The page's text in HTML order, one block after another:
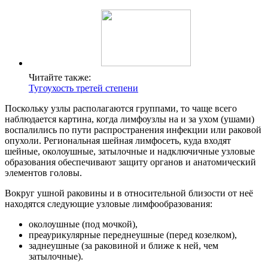
Читайте также:
Тугоухость третей степени
Поскольку узлы располагаются группами, то чаще всего
наблюдается картина, когда лимфоузлы на и за ухом (ушами)
воспалились по пути распространения инфекции или раковой
опухоли. Региональная шейная лимфосеть, куда входят
шейные, околоушные, затылочные и надключичные узловые
образования обеспечивают защиту органов и анатомический
элементов головы.
Вокруг ушной раковины и в относительной близости от неё
находятся следующие узловые лимфообразования:
околоушные (под мочкой),
преаурикулярные переднеушные (перед козелком),
заднеушные (за раковиной и ближе к ней, чем
затылочные).